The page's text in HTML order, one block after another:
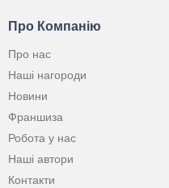
Про Компанію
Про нас
Наші нагороди
Новини
Франшиза
Робота у нас
Наші автори
Контакти